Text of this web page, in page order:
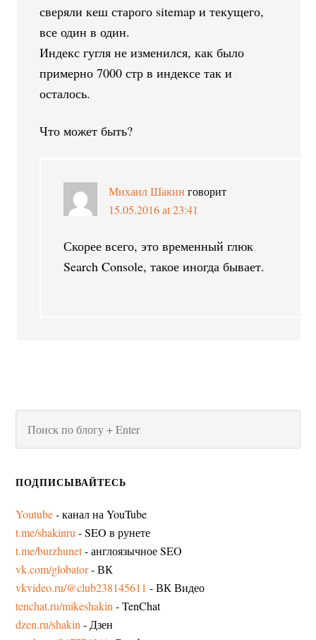
сверяли кеш старого sitemap и текущего,
все один в один.
Индекс гугля не изменился, как было
примерно 7000 стр в индексе так и
осталось.
Что может быть?
Михаил Шакин говорит
15.05.2016 at 23:41
Скорее всего, это временный глюк
Search Console, такое иногда бывает.
ПОДПИСЫВАЙТЕСЬ
Youtube- канал на YouTube
t.me/shakinru - SEO в рунете
t.me/burzhunet- англоязычное SEO
vk.com/globator- ВК
vkvideo.ru/@club238145611 - ВК Видео
tenchat.ru/mikeshakin - TenChat
dzen.ru/shakin - Дзен